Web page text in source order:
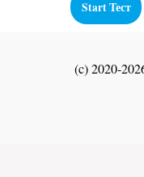
(c) 2020-